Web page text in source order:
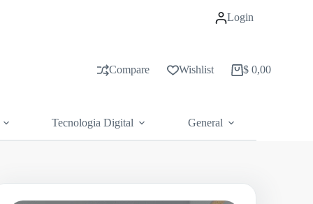
Login
Compare Wishlist
Carrito
$ 0,00
Tecnologia Digital General